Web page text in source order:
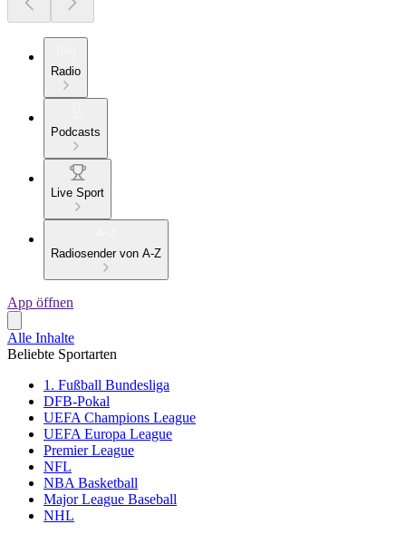
Radio
Podcasts
Live Sport
Radiosender von A-Z
App öffnen
Alle Inhalte
Beliebte Sportarten
1. Fußball Bundesliga
DFB-Pokal
UEFA Champions League
UEFA Europa League
Premier League
NFL
NBA Basketball
Major League Baseball
NHL